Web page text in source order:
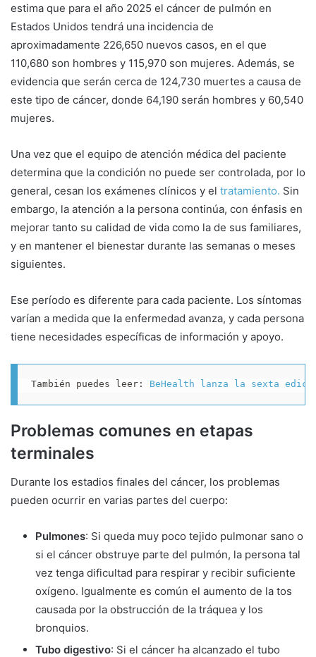
estima que para el año 2025 el cáncer de pulmón en
Estados Unidos tendrá una incidencia de
aproximadamente 226,650 nuevos casos, en el que
110,680 son hombres y 115,970 son mujeres. Además, se
evidencia que serán cerca de 124,730 muertes a causa de
este tipo de cáncer, donde 64,190 serán hombres y 60,540
mujeres.
Una vez que el equipo de atención médica del paciente
determina que la condición no puede ser controlada, por lo
general, cesan los exámenes clínicos y el tratamiento. Sin
embargo, la atención a la persona continúa, con énfasis en
mejorar tanto su calidad de vida como la de sus familiares,
y en mantener el bienestar durante las semanas o meses
siguientes.
Ese período es diferente para cada paciente. Los síntomas
varían a medida que la enfermedad avanza, y cada persona
tiene necesidades específicas de información y apoyo.
También puedes leer: BeHealth lanza la sexta
Problemas comunes en etapas
terminales
Durante los estadios finales del cáncer, los problemas
pueden ocurrir en varias partes del cuerpo:
Pulmones: Si queda muy poco tejido pulmonar sano o
si el cáncer obstruye parte del pulmón, la persona tal
vez tenga dificultad para respirar y recibir suficiente
oxígeno. Igualmente es común el aumento de la tos
causada por la obstrucción de la tráquea y los
bronquios.
Tubo digestivo: Si el cáncer ha alcanzado el tubo